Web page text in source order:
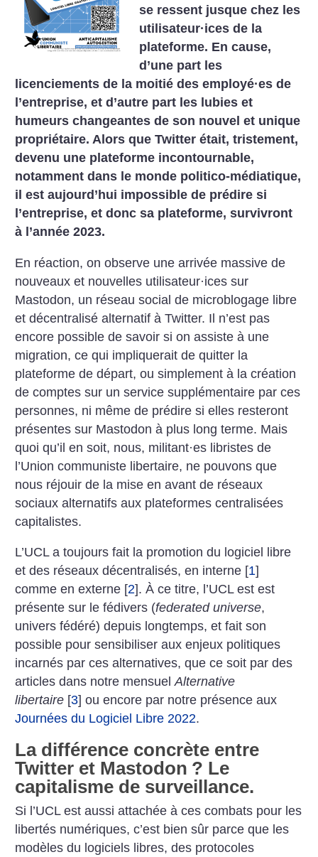
se ressent jusque chez les
utilisateur·ices de la
plateforme. En cause,
d’une part les
licenciements de la moitié des employé·es de
l’entreprise, et d’autre part les lubies et
humeurs changeantes de son nouvel et unique
propriétaire. Alors que Twitter était, tristement,
devenu une plateforme incontournable,
notamment dans le monde politico-médiatique,
il est aujourd’hui impossible de prédire si
l’entreprise, et donc sa plateforme, survivront
à l’année 2023.
En réaction, on observe une arrivée massive de
nouveaux et nouvelles utilisateur·ices sur
Mastodon, un réseau social de microblogage libre
et décentralisé alternatif à Twitter. Il n’est pas
encore possible de savoir si on assiste à une
migration, ce qui impliquerait de quitter la
plateforme de départ, ou simplement à la création
de comptes sur un service supplémentaire par ces
personnes, ni même de prédire si elles resteront
présentes sur Mastodon à plus long terme. Mais
quoi qu’il en soit, nous, militant·es libristes de
l’Union communiste libertaire, ne pouvons que
nous réjouir de la mise en avant de réseaux
sociaux alternatifs aux plateformes centralisées
capitalistes.
L’UCL a toujours fait la promotion du logiciel libre
et des réseaux décentralisés, en interne [1]
comme en externe [2]. À ce titre, l’UCL est est
présente sur le fédivers (federated universe,
univers fédéré) depuis longtemps, et fait son
possible pour sensibiliser aux enjeux politiques
incarnés par ces alternatives, que ce soit par des
articles dans notre mensuelAlternative
libertaire [3] ou encore par notre présence aux
Journées du Logiciel Libre 2022.
La différence concrète entre
Twitter et Mastodon ? Le
capitalisme de surveillance.
Si l’UCL est aussi attachée à ces combats pour les
libertés numériques, c’est bien sûr parce que les
modèles du logiciels libres, des protocoles